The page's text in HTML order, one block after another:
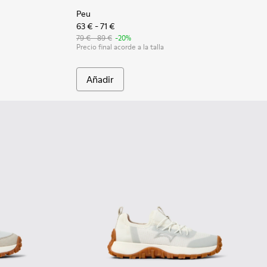
Peu
63 € - 71 €
79 € - 89 € -20%
Precio final acorde a la talla
Añadir